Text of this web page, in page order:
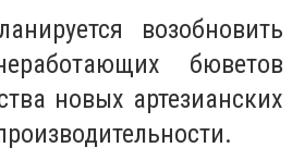
возобновить
бюветов
новых артезианских